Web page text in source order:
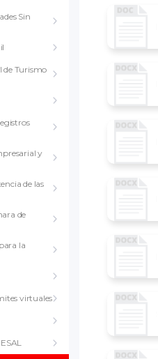
Sin
de Turismo
y
de las
de
la
virtuales